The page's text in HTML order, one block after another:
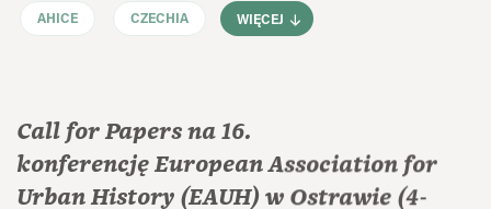
AHICE CZECHIA WIĘCEJ
Call for Papers na 16.
konferencję European Association for
Urban History (EAUH) w Ostrawie (4-